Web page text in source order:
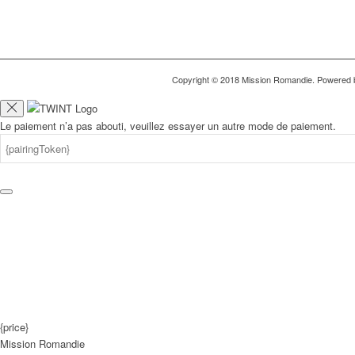
Copyright © 2018 Mission Romandie. Powered
Le paiement n’a pas abouti, veuillez essayer un autre mode de paiement.
{price}
Mission Romandie